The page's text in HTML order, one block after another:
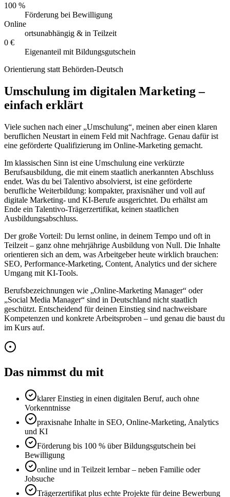
100 %
Förderung bei Bewilligung
Online
ortsunabhängig & in Teilzeit
0 €
Eigenanteil mit Bildungsgutschein
Orientierung statt Behörden-Deutsch
Umschulung im digitalen Marketing –
einfach erklärt
Viele suchen nach einer „Umschulung“, meinen aber einen klaren
beruflichen Neustart in einem Feld mit Nachfrage. Genau dafür ist
eine geförderte Qualifizierung im Online-Marketing gemacht.
Im klassischen Sinn ist eine Umschulung eine verkürzte
Berufsausbildung, die mit einem staatlich anerkannten Abschluss
endet. Was du bei Talentivo absolvierst, ist eine geförderte
berufliche Weiterbildung: kompakter, praxisnäher und voll auf
digitale Marketing- und KI-Berufe ausgerichtet. Du erhältst am
Ende ein Talentivo-Trägerzertifikat, keinen staatlichen
Ausbildungsabschluss.
Der große Vorteil: Du lernst online, in deinem Tempo und oft in
Teilzeit – ganz ohne mehrjährige Ausbildung von Null. Die Inhalte
orientieren sich an dem, was Arbeitgeber heute wirklich brauchen:
SEO, Performance-Marketing, Content, Analytics und der sichere
Umgang mit KI-Tools.
Berufsbezeichnungen wie „Online-Marketing Manager“ oder
„Social Media Manager“ sind in Deutschland nicht staatlich
geschützt. Entscheidend für deinen Einstieg sind nachweisbare
Kompetenzen und konkrete Arbeitsproben – und genau die baust du
im Kurs auf.
Das nimmst du mit
klarer Einstieg in einen digitalen Beruf, auch ohne
Vorkenntnisse
praxisnahe Inhalte in SEO, Online-Marketing, Analytics
und KI
Förderung bis 100 % über Bildungsgutschein bei
Bewilligung
online und in Teilzeit lernbar – neben Familie oder
Jobsuche
Trägerzertifikat plus echte Projekte für deine Bewerbung